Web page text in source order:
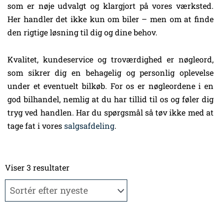
som er nøje udvalgt og klargjort på vores værksted.
Her handler det ikke kun om biler – men om at finde
den rigtige løsning til dig og dine behov.
Kvalitet, kundeservice og troværdighed er nøgleord,
som sikrer dig en behagelig og personlig oplevelse
under et eventuelt bilkøb. For os er nøgleordene i en
god bilhandel, nemlig at du har tillid til os og føler dig
tryg ved handlen. Har du spørgsmål så tøv ikke med at
tage fat i voressalgsafdeling.
Viser 3 resultaterefter